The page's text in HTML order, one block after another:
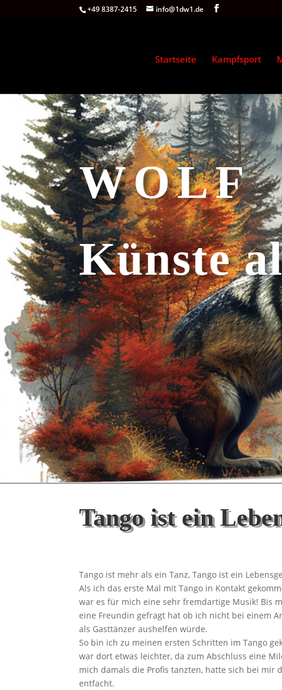
+49 8387-2415 info@1dw1.de
Startseite Kampfsport
WOLF
Künste
Tango ist ein
Tango ist mehr als ein Tanz, Tango ist ein
Als ich das erste Mal mit Tango in Kontakt
war es für mich eine sehr fremdartige Musik! Bis
eine Freundin gefragt hat ob ich nicht bei einem
als Gasttänzer aushelfen würde.
So bin ich zu meinen ersten Schritten im Tango
war dort etwas leichter, da zum Abschluss eine
mich damals die Profis tanzten, hatte sich bei mir
entfacht.